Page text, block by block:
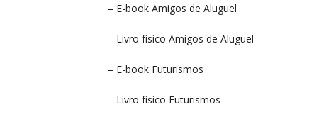
– E-book Amigos de Aluguel
– Livro físico Amigos de Aluguel
– E-book Futurismos
– Livro físico Futurismos